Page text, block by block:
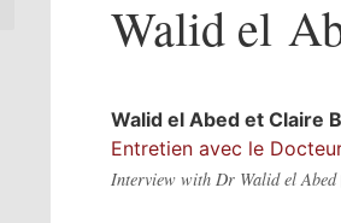
Walid el
Walid el Abed et Claire
Entretien avec le
Interview with Dr Walid el Abed